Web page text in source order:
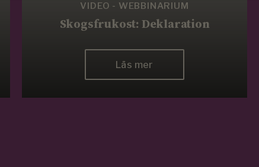
VIDEO - WEBBINARIUM
Skogsfrukost: Deklaration
Läs mer